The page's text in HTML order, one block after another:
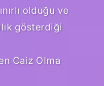
olduğu ve
gösterdiği
Caiz Olma